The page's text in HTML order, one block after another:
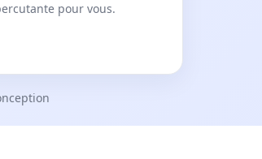
pour vous.